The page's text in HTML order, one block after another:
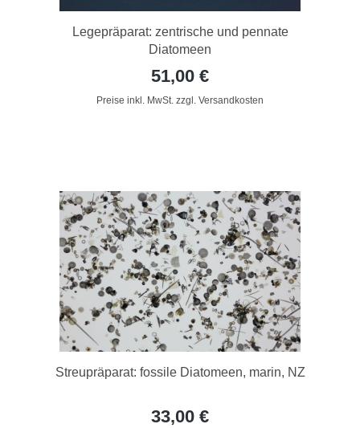
Legepräparat: zentrische und pennate
Diatomeen
51,00 €
Preise inkl. MwSt. zzgl. Versandkosten
Streupräparat: fossile Diatomeen, marin, NZ
33,00 €